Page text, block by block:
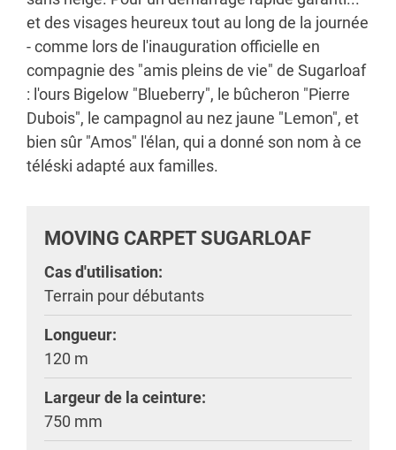
et des visages heureux tout au long de la journée
- comme lors de l'inauguration officielle en
compagnie des "amis pleins de vie" de Sugarloaf
: l'ours Bigelow "Blueberry", le bûcheron "Pierre
Dubois", le campagnol au nez jaune "Lemon", et
bien sûr "Amos" l'élan, qui a donné son nom à ce
téléski adapté aux familles.
MOVING CARPET SUGARLOAF
Cas d'utilisation:
Terrain pour débutants
Longueur:
120 m
Largeur de la ceinture:
750 mm